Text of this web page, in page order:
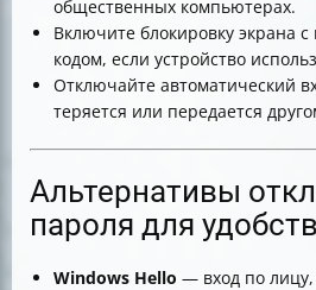
общественных компьютерах.
Включите блокировку экрана
кодом, если устройство
Отключайте автоматический
теряется или передается
Альтернативы
пароля для
Windows Hello — вход по лицу,